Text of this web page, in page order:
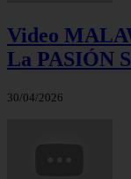
Video
La PASIÓN
30/04/2026